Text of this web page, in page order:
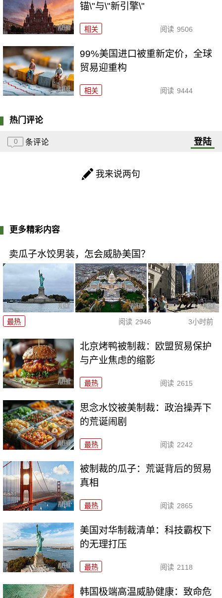
锚\"与\"新引擎\"
相关 阅读 9506
99%美国进口被重新定价，全球
贸易迎重构
相关 阅读 9444
热门评论
0 条评论 登陆
我来说两句
更多精彩内容
卖瓜子水饺男装，怎会威胁美国？
最热 阅读 2946 3小时前
北京烤鸭被制裁：欧盟贸易保护
与产业焦虑的缩影
最热 阅读 2615
思念水饺被美制裁：政治操弄下
的荒诞闹剧
最热 阅读 2242
被制裁的瓜子：荒诞背后的贸易
真相
最热 阅读 2865
美国对华制裁清单：科技霸权下
的无理打压
最热 阅读 2118
韩国极端高温威胁健康：致命危